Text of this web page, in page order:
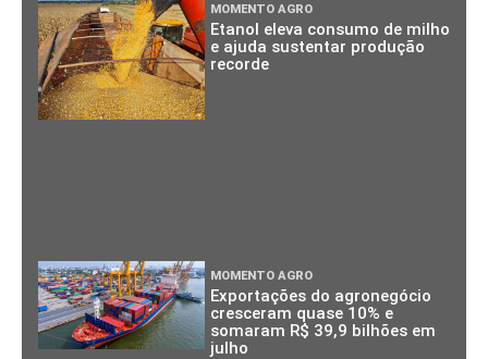
MOMENTO AGRO
Etanol eleva consumo de milho
e ajuda sustentar produção
recorde
MOMENTO AGRO
Exportações do agronegócio
cresceram quase 10% e
somaram R$ 39,9 bilhões em
julho